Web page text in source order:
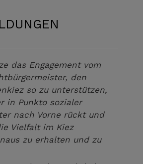
das Engagement vom
den
so zu unterstützen,
in Punkto sozialer
nach Vorne rückt und
Vielfalt im Kiez
zu erhalten und zu